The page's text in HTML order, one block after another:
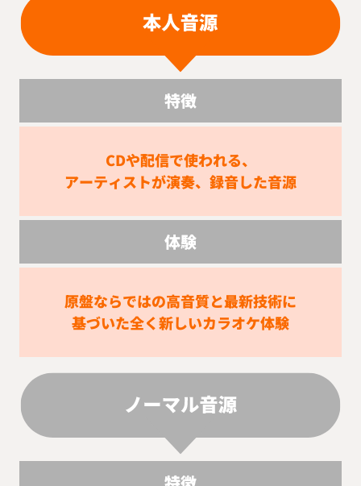
特徴
CDや配信で使われる、
アーティストが演奏、録音した音源
体験
原盤ならではの高音質と最新技術に
基づいた全く新しいカラオケ体験